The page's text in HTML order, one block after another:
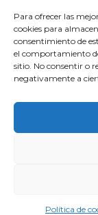
Para ofrecer las
cookies para
consentimiento de
el comportamiento
sitio. No consentir o
negativamente a
Política de
El CACM
Junta y el
exige que
para los
31 de julio de 2026
El Consejo
Médicos